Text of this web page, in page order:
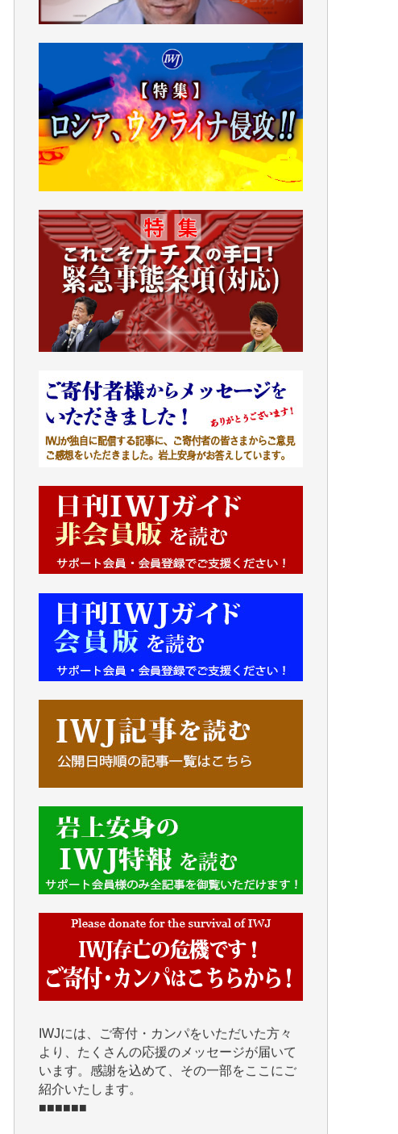
■■■■■■
IWJには、ご寄付・カンパをいただいた方々
います。感謝を込めて、その一部をここにご
紹介いたします。
■■■■■■
■2026年7月、ご寄付いただいた皆さま、心よ